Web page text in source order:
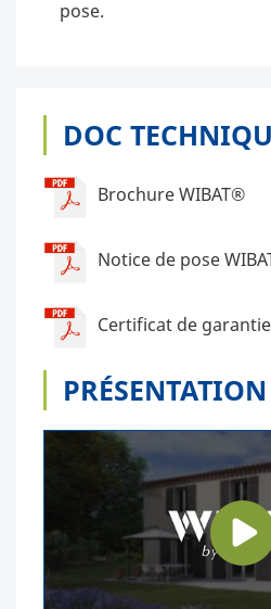
pose.
DOC
Brochure WIBAT®
Notice de pose
Certificat de garantie